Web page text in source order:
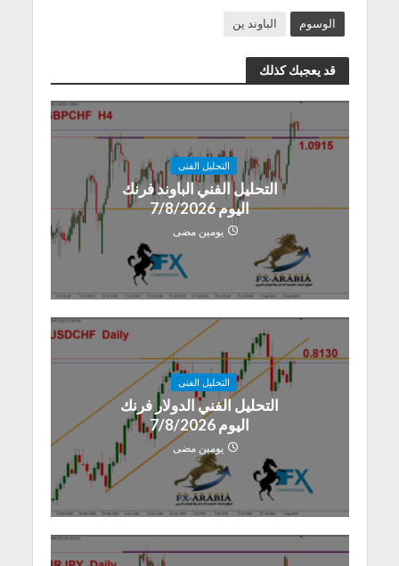
الوسوم الباوند ين
قد يعجبك كذلك
التحليل الفنى
التحليل الفني الباوند فرنك
اليوم 7/8/2026
يومين مضى
التحليل الفنى
التحليل الفني الدولار فرنك
اليوم 7/8/2026
يومين مضى